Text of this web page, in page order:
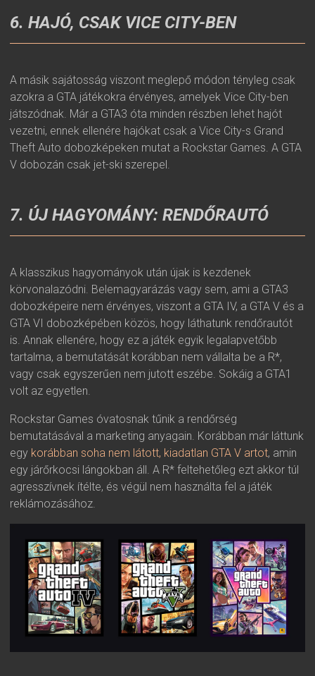
6. HAJÓ, CSAK VICE CITY-BEN
A másik sajátosság viszont meglepő módon tényleg csak
azokra a GTA játékokra érvényes, amelyek Vice City-ben
játszódnak. Már a GTA3 óta minden részben lehet hajót
vezetni, ennek ellenére hajókat csak a Vice City-s Grand
Theft Auto dobozképeken mutat a Rockstar Games. A GTA
V dobozán csak jet-ski szerepel.
7. ÚJ HAGYOMÁNY: RENDŐRAUTÓ
A klasszikus hagyományok után újak is kezdenek
körvonalazódni. Belemagyarázás vagy sem, ami a GTA3
dobozképeire nem érvényes, viszont a GTA IV, a GTA V és a
GTA VI dobozképében közös, hogy láthatunk rendőrautót
is. Annak ellenére, hogy ez a játék egyik legalapvetőbb
tartalma, a bemutatását korábban nem vállalta be a R*,
vagy csak egyszerűen nem jutott eszébe. Sokáig a GTA1
volt az egyetlen.
Rockstar Games óvatosnak tűnik a rendőrség
bemutatásával a marketing anyagain. Korábban már láttunk
egy korábban soha nem látott, kiadatlan GTA V artot, amin
egy járőrkocsi lángokban áll. A R* feltehetőleg ezt akkor túl
agresszívnek ítélte, és végül nem használta fel a játék
reklámozásához.